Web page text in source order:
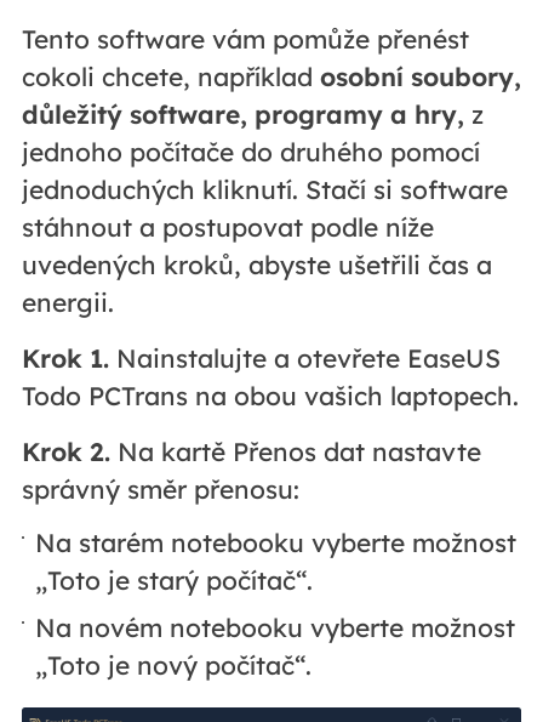
Tento software vám pomůže přenést
cokoli chcete, například osobní soubory,
důležitý software, programy a hry, z
jednoho počítače do druhého pomocí
jednoduchých kliknutí. Stačí si software
stáhnout a postupovat podle níže
uvedených kroků, abyste ušetřili čas a
energii.
Krok 1.Nainstalujte a otevřete EaseUS
Todo PCTrans na obou vašich laptopech.
Krok 2.Na kartě Přenos dat nastavte
správný směr přenosu:
Na starém notebooku vyberte možnost
„Toto je starý počítač“.
Na novém notebooku vyberte možnost
„Toto je nový počítač“.